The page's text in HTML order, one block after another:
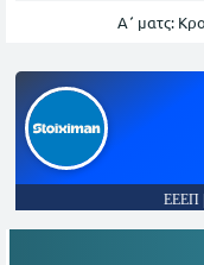
Α΄ ματς:
ΕΕΕΠ